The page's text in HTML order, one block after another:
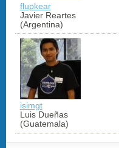
flupkear
Javier Reartes
(Argentina)
isimgt
Luis Dueñas
(Guatemala)